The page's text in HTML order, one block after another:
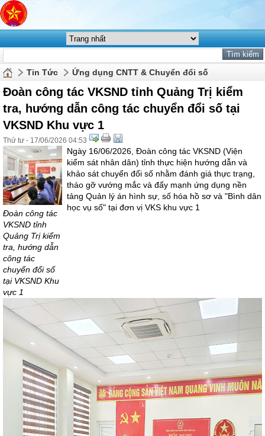
Tin Tức Ứng dụng CNTT & Chuyển đổi số
Đoàn công tác VKSND tỉnh Quảng Trị kiểm
tra, hướng dẫn công tác chuyển đổi số tại
VKSND Khu vực 1
Thứ tư - 17/06/2026 04:53
Đoàn công tác
VKSND tỉnh
Quảng Trị kiểm
tra, hướng dẫn
công tác
chuyển đổi số
tại VKSND Khu
vực 1
Ngày 16/06/2026, Đoàn công tác VKSND (Viện
kiểm sát nhân dân) tỉnh thực hiện hướng dẫn và
khảo sát chuyển đổi số nhằm đánh giá thực trạng,
tháo gỡ vướng mắc và đẩy mạnh ứng dụng nền
tảng Quản lý án hình sự, số hóa hồ sơ và "Bình dân
học vụ số" tại đơn vị VKS khu vực 1